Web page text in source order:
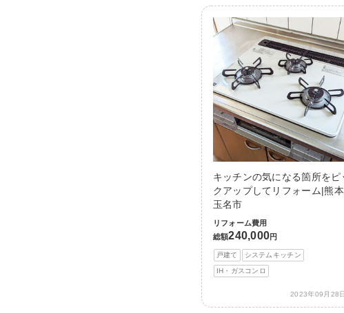
キッチンの気になる箇所をピ
クアップしてリフォーム|熊
玉名市
リフォーム費用
総額240,000円
戸建て システムキッチン
IH・ガスコンロ
2023年09月28